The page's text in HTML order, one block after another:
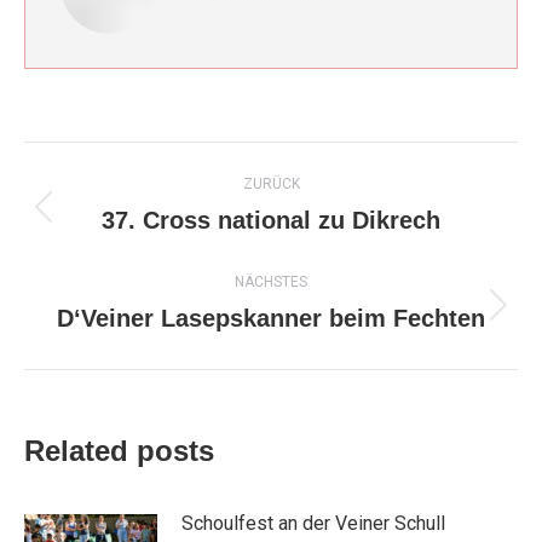
Kommentarnavigation
ZURÜCK
Vorheriger
37. Cross national zu Dikrech
NÄCHSTES
Nächster
D‘Veiner Lasepskanner beim Fechten
Related posts
Schoulfest an der Veiner Schull